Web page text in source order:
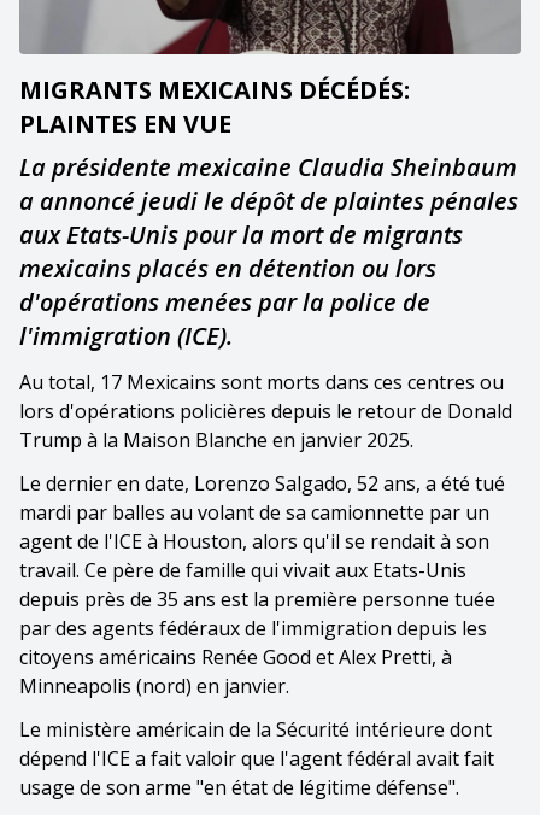
MIGRANTS MEXICAINS DÉCÉDÉS:
PLAINTES EN VUE
La présidente mexicaine Claudia Sheinbaum
a annoncé jeudi le dépôt de plaintes pénales
aux Etats-Unis pour la mort de migrants
mexicains placés en détention ou lors
d'opérations menées par la police de
l'immigration (ICE).
Au total, 17 Mexicains sont morts dans ces centres ou
lors d'opérations policières depuis le retour de Donald
Trump à la Maison Blanche en janvier 2025.
Le dernier en date, Lorenzo Salgado, 52 ans, a été tué
mardi par balles au volant de sa camionnette par un
agent de l'ICE à Houston, alors qu'il se rendait à son
travail. Ce père de famille qui vivait aux Etats-Unis
depuis près de 35 ans est la première personne tuée
par des agents fédéraux de l'immigration depuis les
citoyens américains Renée Good et Alex Pretti, à
Minneapolis (nord) en janvier.
Le ministère américain de la Sécurité intérieure dont
dépend l'ICE a fait valoir que l'agent fédéral avait fait
usage de son arme "en état de légitime défense".